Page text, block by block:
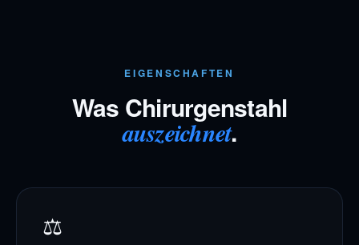
EIGENSCHAFTEN
Was Chirurgenstahl
auszeichnet.
⚖